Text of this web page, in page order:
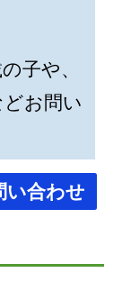
子や、
お問い
い合わせ